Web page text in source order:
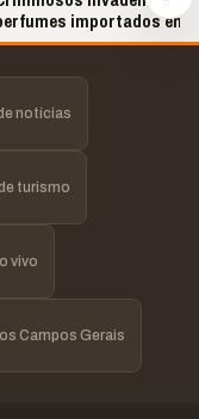
importados em
notícias
turismo
vivo
Campos Gerais